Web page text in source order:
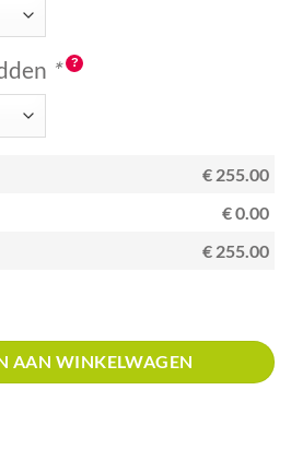
*
€ 255.00
€ 0.00
€ 255.00
AAN WINKELWAGEN